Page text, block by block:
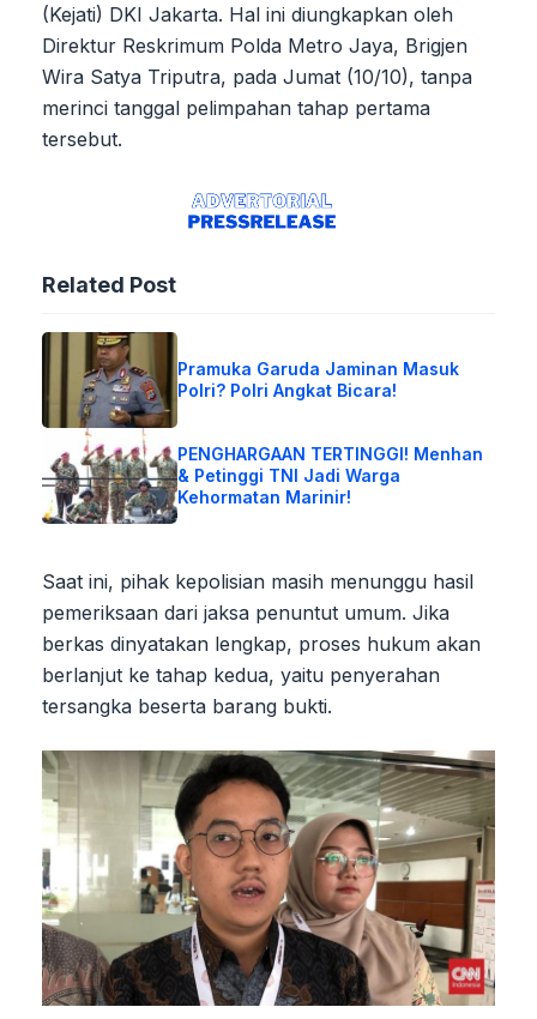
(Kejati) DKI Jakarta. Hal ini diungkapkan oleh
Direktur Reskrimum Polda Metro Jaya, Brigjen
Wira Satya Triputra, pada Jumat (10/10), tanpa
merinci tanggal pelimpahan tahap pertama
tersebut.
Related Post
Pramuka Garuda Jaminan Masuk
Polri? Polri Angkat Bicara!
PENGHARGAAN TERTINGGI! Menhan
& Petinggi TNI Jadi Warga
Kehormatan Marinir!
Saat ini, pihak kepolisian masih menunggu hasil
pemeriksaan dari jaksa penuntut umum. Jika
berkas dinyatakan lengkap, proses hukum akan
berlanjut ke tahap kedua, yaitu penyerahan
tersangka beserta barang bukti.